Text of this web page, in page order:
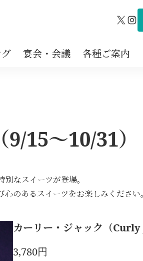
X
宴会・会議 各種ご案内
15～10/31）
別なスイーツが登場。
のあるスイーツをお楽しみください。
カーリー・ジャック（Curly
3,780円